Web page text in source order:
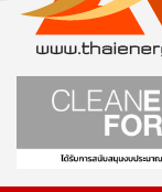
ข่าวพลังงานและคมน